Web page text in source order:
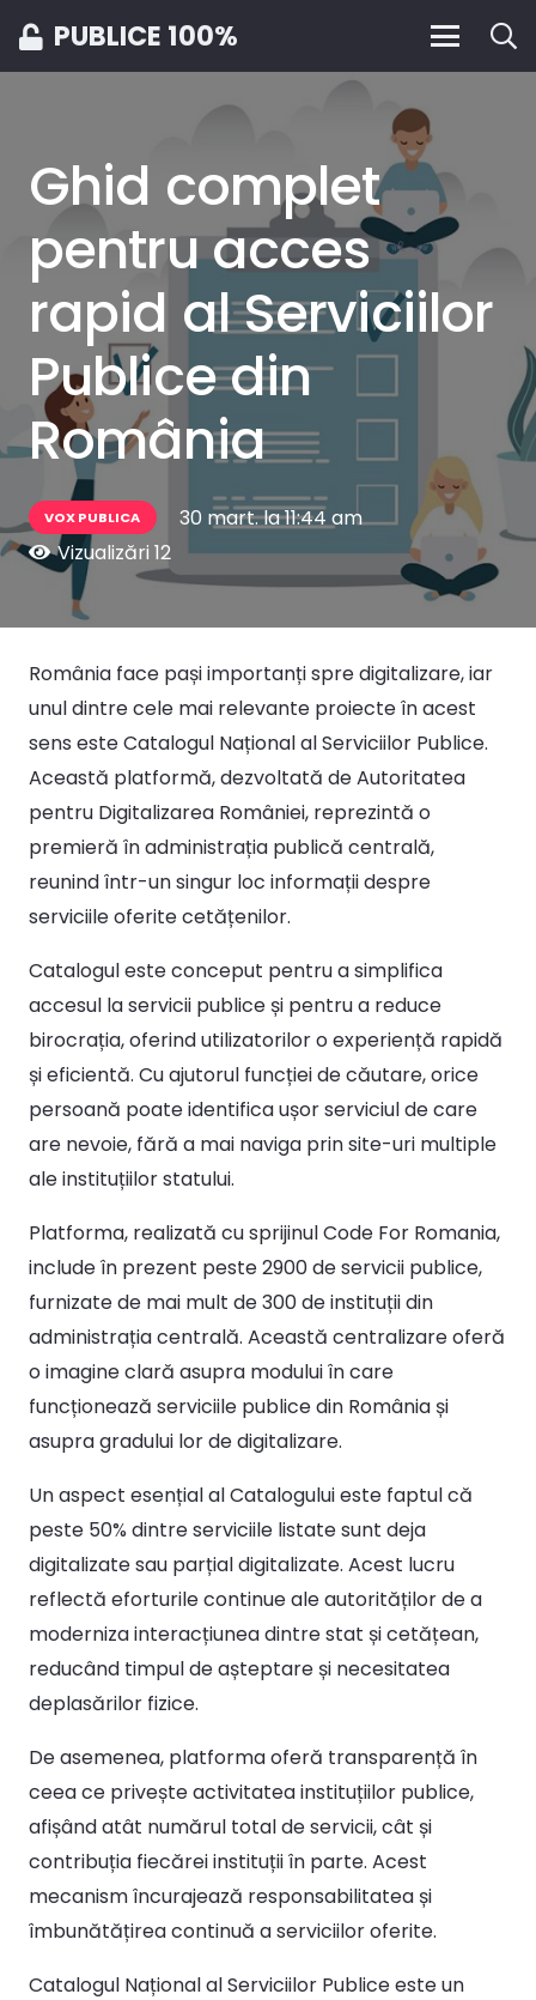
PUBLICE 100%
Ghid complet
pentru acces
rapid al Serviciilor
Publice din
România
VOX PUBLICA
30 mart. la 11:44 am
Vizualizări12
România face pași importanți spre digitalizare, iar
unul dintre cele mai relevante proiecte în acest
sens este Catalogul Național al Serviciilor Publice.
Această platformă, dezvoltată de Autoritatea
pentru Digitalizarea României, reprezintă o
premieră în administrația publică centrală,
reunind într-un singur loc informații despre
serviciile oferite cetățenilor.
Catalogul este conceput pentru a simplifica
accesul la servicii publice și pentru a reduce
birocrația, oferind utilizatorilor o experiență rapidă
și eficientă. Cu ajutorul funcției de căutare, orice
persoană poate identifica ușor serviciul de care
are nevoie, fără a mai naviga prin site-uri multiple
ale instituțiilor statului.
Platforma, realizată cu sprijinul Code For Romania,
include în prezent peste 2900 de servicii publice,
furnizate de mai mult de 300 de instituții din
administrația centrală. Această centralizare oferă
o imagine clară asupra modului în care
funcționează serviciile publice din România și
asupra gradului lor de digitalizare.
Un aspect esențial al Catalogului este faptul că
peste 50% dintre serviciile listate sunt deja
digitalizate sau parțial digitalizate. Acest lucru
reflectă eforturile continue ale autorităților de a
moderniza interacțiunea dintre stat și cetățean,
reducând timpul de așteptare și necesitatea
deplasărilor fizice.
De asemenea, platforma oferă transparență în
ceea ce privește activitatea instituțiilor publice,
afișând atât numărul total de servicii, cât și
contribuția fiecărei instituții în parte. Acest
mecanism încurajează responsabilitatea și
îmbunătățirea continuă a serviciilor oferite.
Catalogul Național al Serviciilor Publice este un